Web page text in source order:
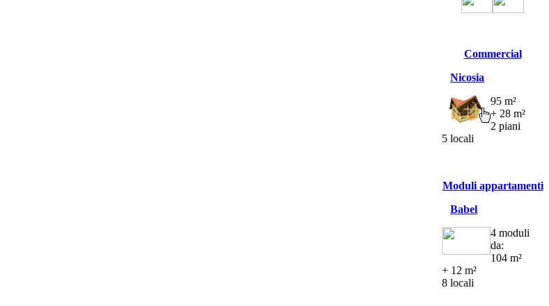
Commercial
Nicosia
95 m²
+ 28 m²
2 piani
5 locali
Moduli appartamenti
Babel
4 moduli
da:
104 m²
+ 12 m²
8 locali